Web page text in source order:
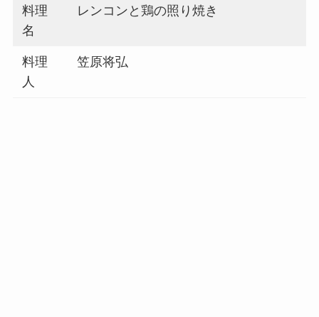
料理
名
レンコンと鶏の照り焼き
料理
人
笠原将弘